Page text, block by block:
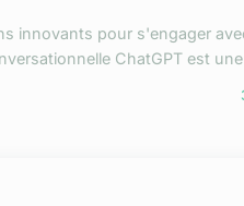
innovants pour s'engager
ChatGPT est